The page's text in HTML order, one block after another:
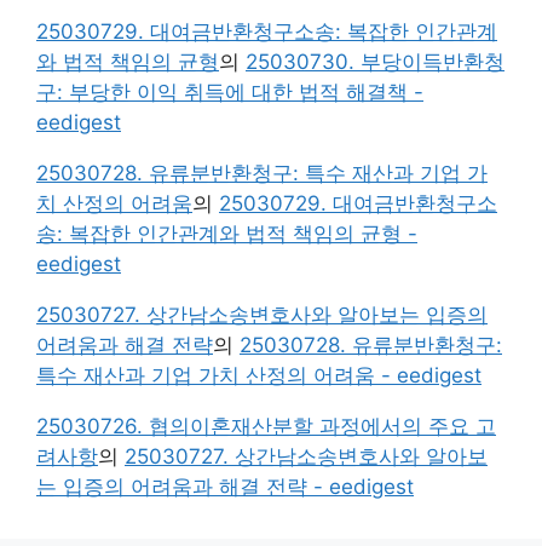
25030729. 대여금반환청구소송: 복잡한 인간관계
와 법적 책임의 균형의 25030730. 부당이득반환청
구: 부당한 이익 취득에 대한 법적 해결책 -
eedigest
25030728. 유류분반환청구: 특수 재산과 기업 가
치 산정의 어려움의 25030729. 대여금반환청구소
송: 복잡한 인간관계와 법적 책임의 균형 -
eedigest
25030727. 상간남소송변호사와 알아보는 입증의
어려움과 해결 전략의 25030728. 유류분반환청구:
특수 재산과 기업 가치 산정의 어려움 - eedigest
25030726. 협의이혼재산분할 과정에서의 주요 고
려사항의 25030727. 상간남소송변호사와 알아보
는 입증의 어려움과 해결 전략 - eedigest